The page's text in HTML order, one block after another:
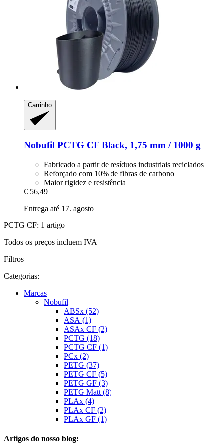
Carrinho
Nobufil PCTG CF Black, 1,75 mm / 1000 g
Fabricado a partir de resíduos industriais reciclados
Reforçado com 10% de fibras de carbono
Maior rigidez e resistência
€ 56,49
Entrega até 17. agosto
PCTG CF: 1 artigo
Todos os preços incluem IVA
Filtros
Categorias:
Marcas
Nobufil
ABSx (52)
ASA (1)
ASAx CF (2)
PCTG (18)
PCTG CF (1)
PCx (2)
PETG (37)
PETG CF (5)
PETG GF (3)
PETG Matt (8)
PLAx (4)
PLAx CF (2)
PLAx GF (1)
Artigos do nosso blog: